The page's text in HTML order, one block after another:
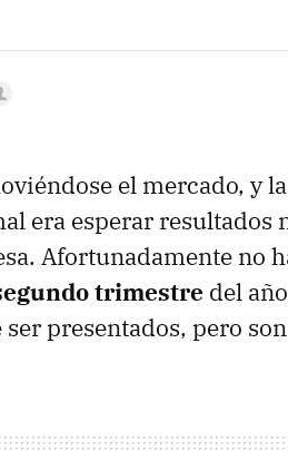
el mercado, y
era esperar resultados
Afortunadamente no
trimestre del
presentados, pero